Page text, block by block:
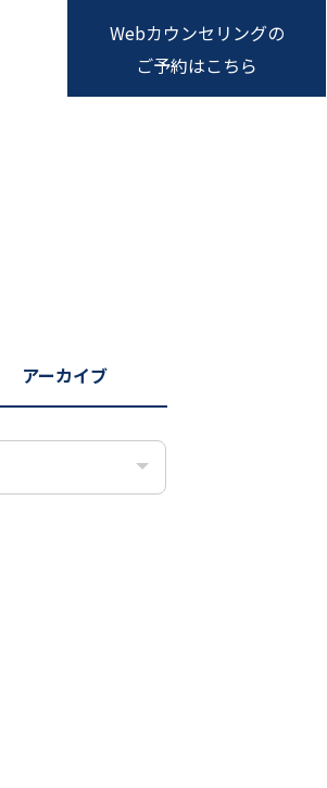
Webカウンセリングの
ご予約はこちら
アーカイブ